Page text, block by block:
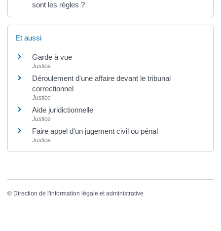
sont les règles ?
Et aussi
Garde à vue
Justice
Déroulement d'une affaire devant le tribunal
correctionnel
Justice
Aide juridictionnelle
Justice
Faire appel d'un jugement civil ou pénal
Justice
© Direction de l'information légale et administrative